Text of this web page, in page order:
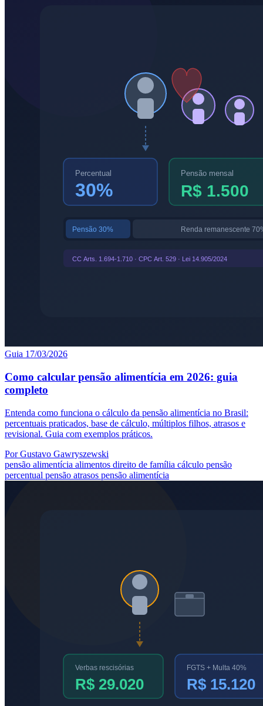
Guia 17/03/2026
Como calcular pensão alimentícia em 2026: guia
completo
Entenda como funciona o cálculo da pensão alimentícia no Brasil:
percentuais praticados, base de cálculo, múltiplos filhos, atrasos e
revisional. Guia com exemplos práticos.
Por Gustavo Gawryszewski
pensão alimentícia alimentos direito de família cálculo pensão
percentual pensão atrasos pensão alimentícia